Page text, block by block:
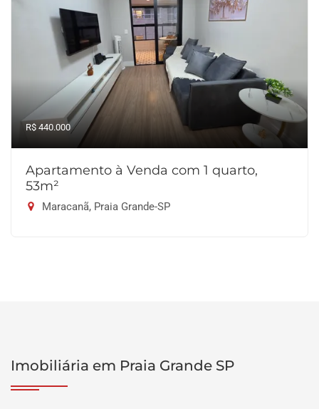
R$ 440.000
Apartamento à Venda com 1 quarto,
53m²
Maracanã, Praia Grande-SP
Imobiliária em Praia Grande SP